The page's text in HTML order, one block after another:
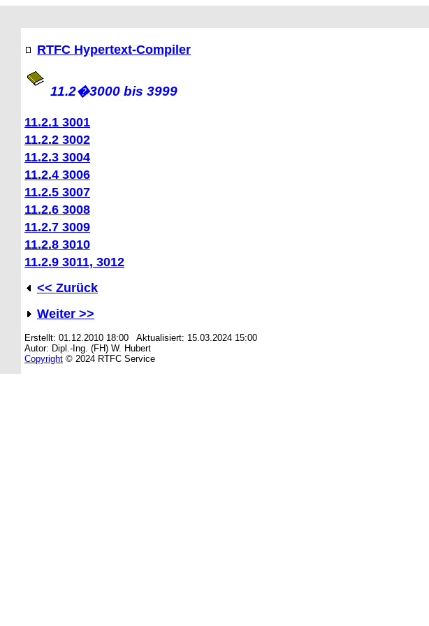
RTFC Hypertext-Compiler
11.2�3000 bis 3999
11.2.1 3001
11.2.2 3002
11.2.3 3004
11.2.4 3006
11.2.5 3007
11.2.6 3008
11.2.7 3009
11.2.8 3010
11.2.9 3011, 3012
<< Zurück
Weiter >>
Erstellt: 01.12.2010 18:00 Aktualisiert: 15.03.2024 15:00
Autor: Dipl.-Ing. (FH) W. Hubert
Copyright © 2024 RTFC Service